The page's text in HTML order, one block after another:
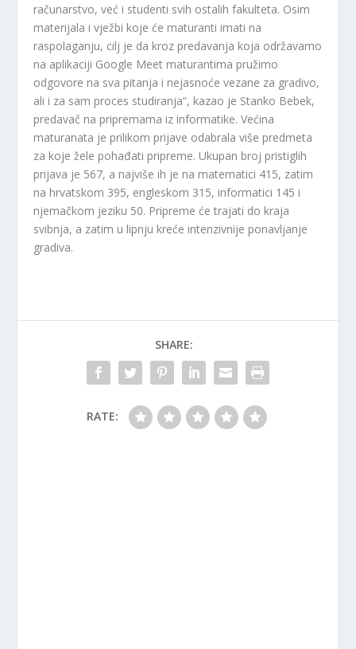
računarstvo, već i studenti svih ostalih fakulteta. Osim
materijala i vježbi koje će maturanti imati na
raspolaganju, cilj je da kroz predavanja koja održavamo
na aplikaciji Google Meet maturantima pružimo
odgovore na sva pitanja i nejasnoće vezane za gradivo,
ali i za sam proces studiranja“, kazao je Stanko Bebek,
predavač na pripremama iz informatike. Većina
maturanata je prilikom prijave odabrala više predmeta
za koje žele pohađati pripreme. Ukupan broj pristiglih
prijava je 567, a najviše ih je na matematici 415, zatim
na hrvatskom 395, engleskom 315, informatici 145 i
njemačkom jeziku 50. Pripreme će trajati do kraja
svibnja, a zatim u lipnju kreće intenzivnije ponavljanje
gradiva.
SHARE:
RATE: